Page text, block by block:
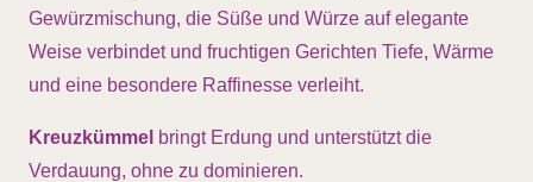
Gewürzmischung, die Süße und Würze auf elegante
Weise verbindet und fruchtigen Gerichten Tiefe, Wärme
und eine besondere Raffinesse verleiht.
Kreuzkümmel bringt Erdung und unterstützt die
Verdauung, ohne zu dominieren.